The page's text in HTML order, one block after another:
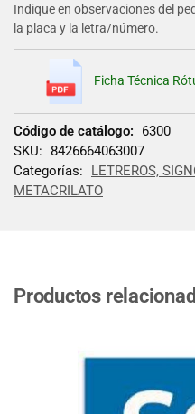
Código de catálogo:
6300
SKU: 8426664063007
Categorías:
LETREROS,
METACRILATO
Indique en observaciones del
la placa y la letra/número.
Ficha Técnica
Productos